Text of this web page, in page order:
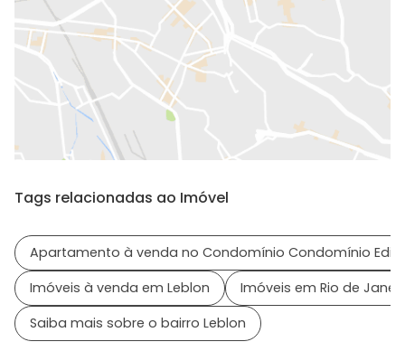
Tags relacionadas ao Imóvel
Apartamento à venda no Condomínio Condomínio
Imóveis à venda em Leblon
Imóveis em Rio de
Saiba mais sobre o bairro Leblon